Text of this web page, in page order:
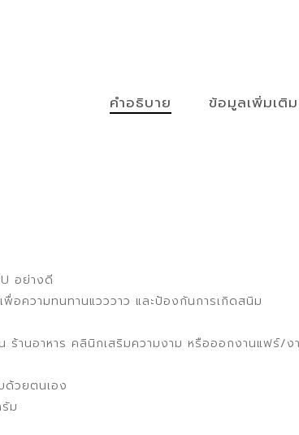
คำอธิบาย ข้อมูลเพิ่มเติม
อย่างดี
อความทนทานแวววาว และป้องกันการเกิดสนิม
น ร้านอาหาร คลินิกเสริมความงาม หรือออกงานแฟร์/
ด้วยตนเอง
ม